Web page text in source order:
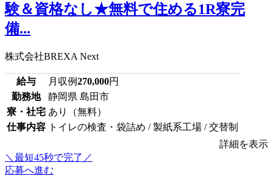
験＆資格なし★無料で住める1R寮完
備...
株式会社BREXA Next
給与 月収例270,000円
勤務地
静岡県 島田市
寮・社宅 あり（無料）
仕事内容 トイレの検査・袋詰め / 製紙系工場 / 交替制
詳細を表示
＼最短45秒で完了／
応募へ進む